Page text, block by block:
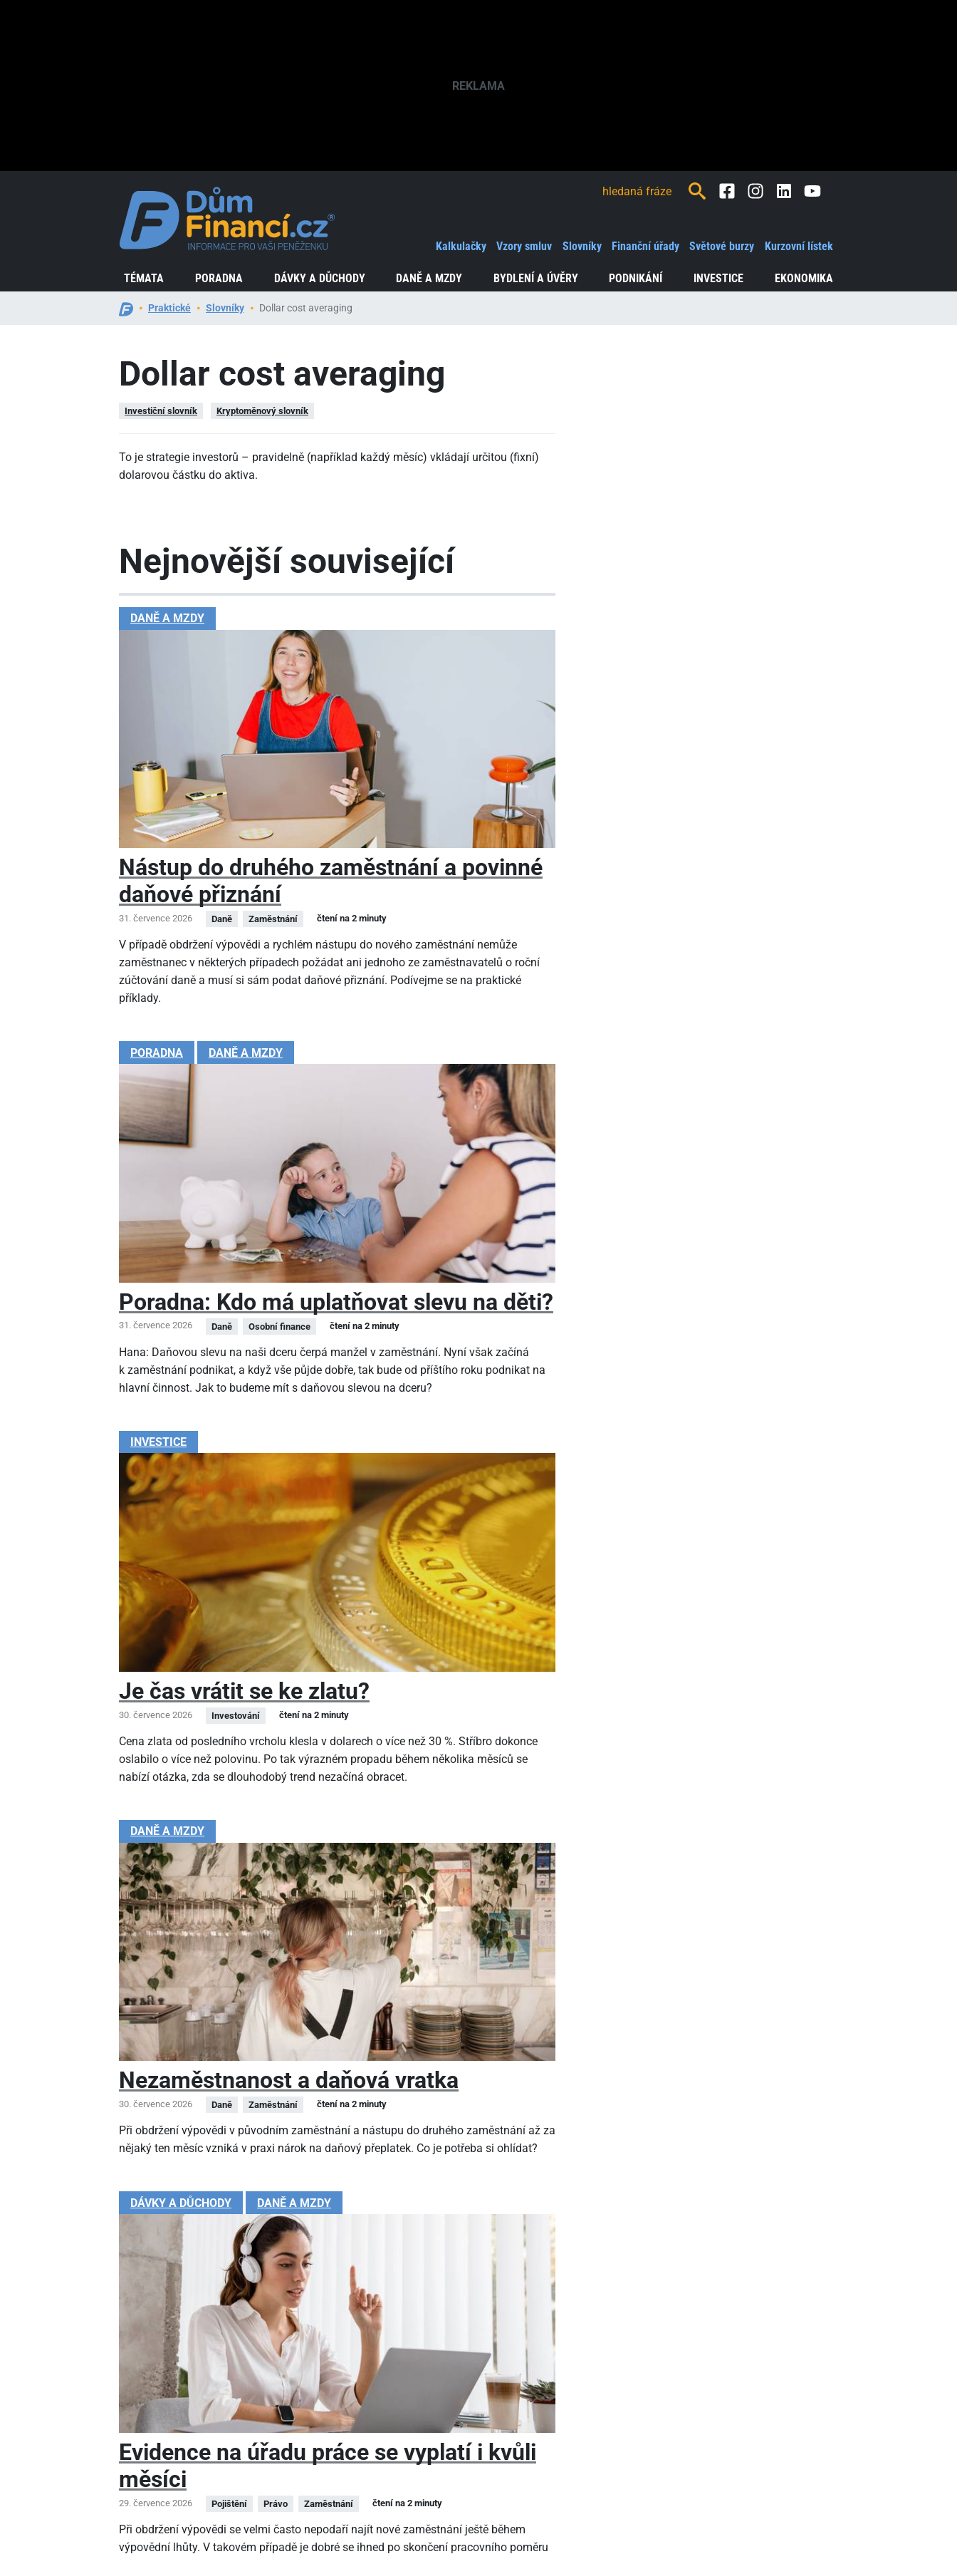
TÉMATA PORADNA DÁVKY A DŮCHODY DANĚ A MZDY BYDLENÍ A ÚVĚRY PODNIKÁNÍ INVESTICE EKONOMIKA
Kalkulačky Vzory smluv Slovníky Finanční úřady Světové burzy Kurzovní lístek
FacebookInstagramLinkedInYoutube
Praktické Slovníky Dollar cost averaging
Dollar cost averaging
Investiční slovník Kryptoměnový slovník
To je strategie investorů – pravidelně (například každý měsíc) vkládají určitou (fixní)
dolarovou částku do aktiva.
Nejnovější související
DANĚ A MZDY
Nástup do druhého zaměstnání a povinné
daňové přiznání
31. července 2026 Daně Zaměstnání čtení na 2 minuty
V případě obdržení výpovědi a rychlém nástupu do nového zaměstnání nemůže
zaměstnanec v některých případech požádat ani jednoho ze zaměstnavatelů o roční
zúčtování daně a musí si sám podat daňové přiznání. Podívejme se na praktické
příklady.
PORADNA DANĚ A MZDY
Poradna: Kdo má uplatňovat slevu na děti?
31. července 2026 Daně Osobní finance čtení na 2 minuty
Hana: Daňovou slevu na naši dceru čerpá manžel v zaměstnání. Nyní však začíná
k zaměstnání podnikat, a když vše půjde dobře, tak bude od příštího roku podnikat na
hlavní činnost. Jak to budeme mít s daňovou slevou na dceru?
INVESTICE
Je čas vrátit se ke zlatu?
30. července 2026 Investování čtení na 2 minuty
Cena zlata od posledního vrcholu klesla v dolarech o více než 30 %. Stříbro dokonce
oslabilo o více než polovinu. Po tak výrazném propadu během několika měsíců se
nabízí otázka, zda se dlouhodobý trend nezačíná obracet.
DANĚ A MZDY
Nezaměstnanost a daňová vratka
30. července 2026 Daně Zaměstnání čtení na 2 minuty
Při obdržení výpovědi v původním zaměstnání a nástupu do druhého zaměstnání až za
nějaký ten měsíc vzniká v praxi nárok na daňový přeplatek. Co je potřeba si ohlídat?
DÁVKY A DŮCHODY DANĚ A MZDY
Evidence na úřadu práce se vyplatí i kvůli
měsíci
29. července 2026 Pojištění Právo Zaměstnání čtení na 2 minuty
Při obdržení výpovědi se velmi často nepodaří najít nové zaměstnání ještě během
výpovědní lhůty. V takovém případě je dobré se ihned po skončení pracovního poměru